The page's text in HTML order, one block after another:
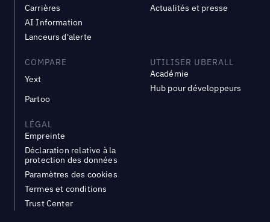
Carrières
AI Information
Lanceurs d'alerte
Actualités et presse
COMPARE
Yext
Partoo
UTILISER UBERALL
Académie
Hub pour développeurs
LÉGAL
Empreinte
Déclaration relative à la
protection des données
Paramètres des cookies
Termes et conditions
Trust Center